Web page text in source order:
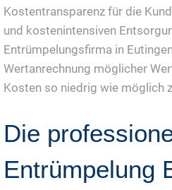
Kostentransparenz für die
und kostenintensiven
Entrümpelungsfirma in
Wertanrechnung möglicher
Kosten so niedrig wie möglich
Die
Entrümpelung